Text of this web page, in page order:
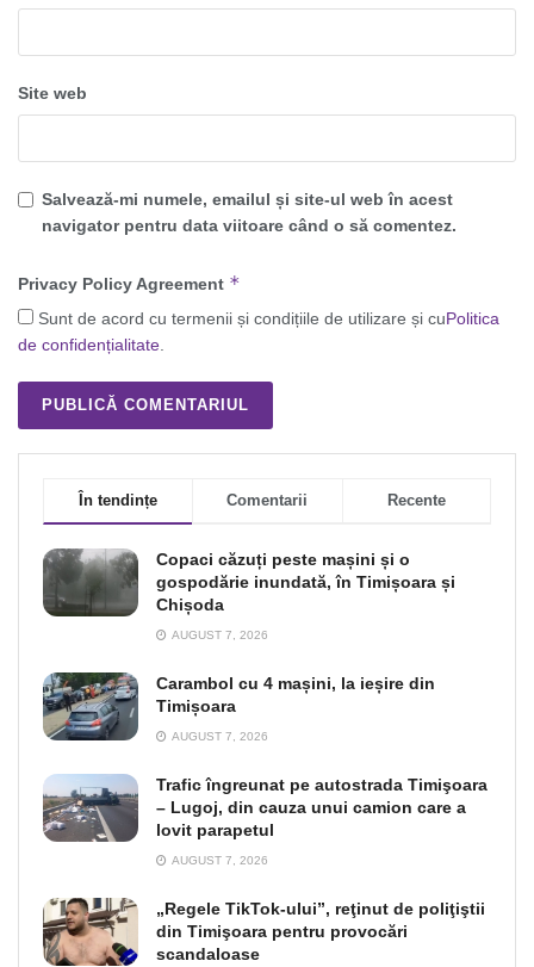
Site web
Salvează-mi numele, emailul și site-ul web în acest
navigator pentru data viitoare când o să comentez.
Privacy Policy Agreement *
Sunt de acord cu termenii și condițiile de utilizare și cuPolitica
de confidențialitate
În tendințe Comentarii Recente
Copaci căzuți peste mașini și o
gospodărie inundată, în Timișoara și
Chișoda
AUGUST 7, 2026
Carambol cu 4 mașini, la ieșire din
Timișoara
AUGUST 7, 2026
Trafic îngreunat pe autostrada Timişoara
– Lugoj, din cauza unui camion care a
lovit parapetul
AUGUST 7, 2026
„Regele TikTok-ului”, reţinut de poliţiştii
din Timişoara pentru provocări
scandaloase